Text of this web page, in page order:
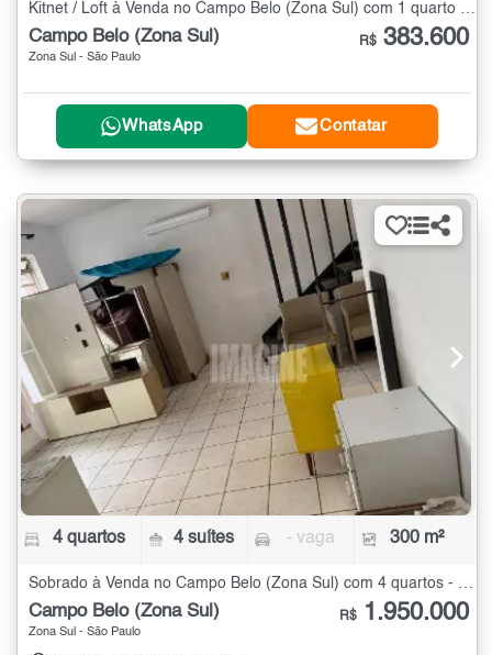
Kitnet / Loft à Venda no Campo Belo (Zona Sul) com 1 quarto - 26 m²
Campo Belo (Zona Sul)
Zona Sul - São Paulo
R$ 383.600
WhatsApp Contatar
4 quartos 4 suítes - vaga 300 m²
Campo Belo (Zona Sul)
Zona Sul - São Paulo
R$ 1.950.000